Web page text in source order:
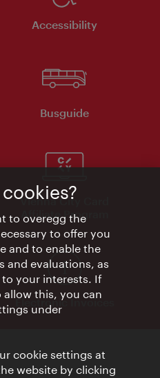
Accessibility
Busguide
Vienna City Card
Affiliate Program
Electronic Invoices
to overegg the
to offer you
and to enable the
and evaluations, as
your interests. If
this, you can
under
cookie settings at
website by clicking